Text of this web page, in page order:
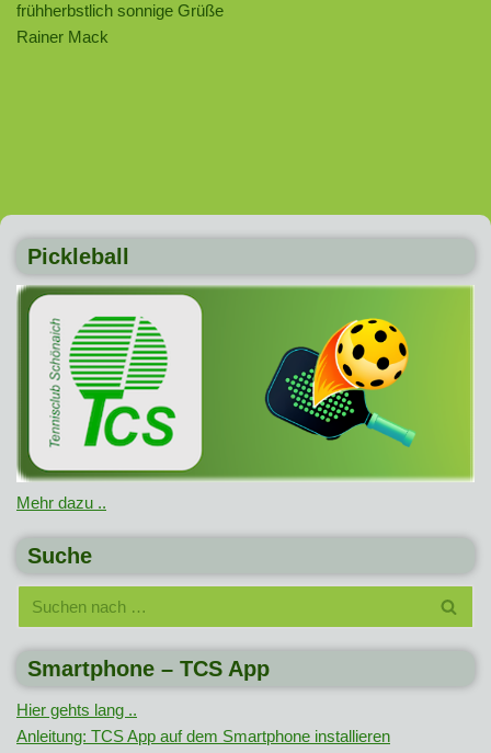
frühherbstlich sonnige Grüße
Rainer Mack
Pickleball
Mehr dazu ..
Suche
Smartphone – TCS App
Hier gehts lang ..
Anleitung: TCS App auf dem Smartphone installieren